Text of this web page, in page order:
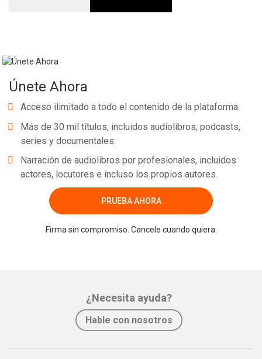
Únete Ahora
Acceso ilimitado a todo el contenido de la plataforma.
Más de 30 mil títulos, incluidos audiolibros, podcasts,
series y documentales.
Narración de audiolibros por profesionales, incluidos
actores, locutores e incluso los propios autores.
PRUEBA AHORA
Firma sin compromiso. Cancele cuando quiera.
¿Necesita ayuda?
Hable con nosotros